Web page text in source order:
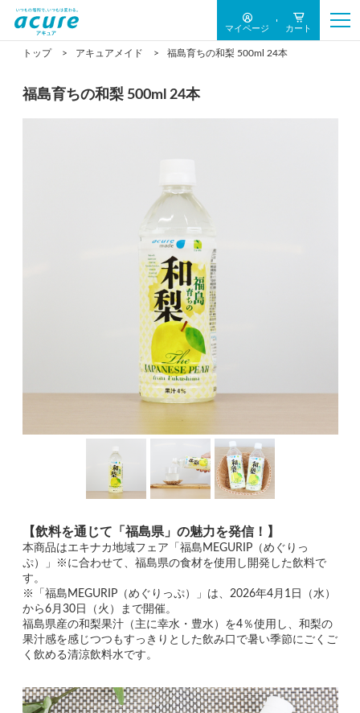
マイページ カート
トップ アキュアメイド 福島育ちの和梨 500ml 24本
福島育ちの和梨 500ml 24本
【飲料を通じて「福島県」の魅力を発信！】
本商品はエキナカ地域フェア「福島MEGURIP（めぐりっ
ぷ）」※に合わせて、福島県の食材を使用し開発した飲料で
す。
※「福島MEGURIP（めぐりっぷ）」は、2026年4月1日（水）
から6月30日（火）まで開催。
福島県産の和梨果汁（主に幸水・豊水）を4％使用し、和梨の
果汁感を感じつつもすっきりとした飲み口で暑い季節にごくご
く飲める清涼飲料水です。